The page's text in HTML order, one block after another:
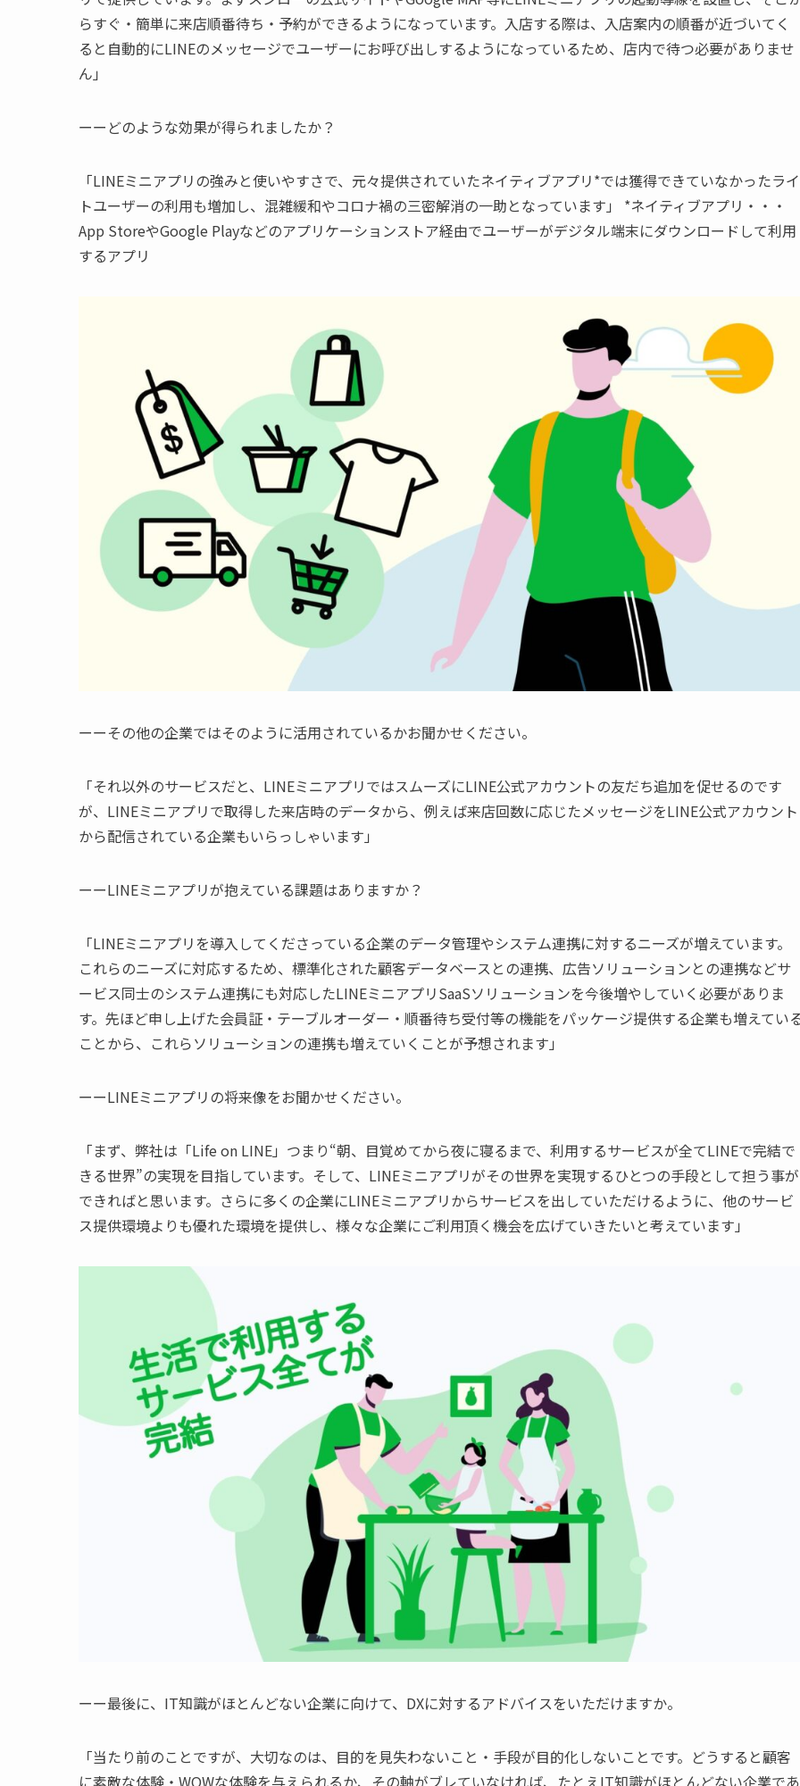
らすぐ・簡単に来店順番待ち・予約ができるようになっています。入店する際は、入店案内の順番が近づいてく
ると自動的にLINEのメッセージでユーザーにお呼び出しするようになっているため、店内で待つ必要がありませ
ん」
ーーどのような効果が得られましたか？
「LINEミニアプリの強みと使いやすさで、元々提供されていたネイティブアプリ*では獲得できていなかったライ
トユーザーの利用も増加し、混雑緩和やコロナ禍の三密解消の一助となっています」 *ネイティブアプリ・・・
App StoreやGoogle Playなどのアプリケーションストア経由でユーザーがデジタル端末にダウンロードして利用
するアプリ
ーーその他の企業ではそのように活用されているかお聞かせください。
「それ以外のサービスだと、LINEミニアプリではスムーズにLINE公式アカウントの友だち追加を促せるのです
が、LINEミニアプリで取得した来店時のデータから、例えば来店回数に応じたメッセージをLINE公式アカウント
から配信されている企業もいらっしゃいます」
ーーLINEミニアプリが抱えている課題はありますか？
「LINEミニアプリを導入してくださっている企業のデータ管理やシステム連携に対するニーズが増えています。
これらのニーズに対応するため、標準化された顧客データベースとの連携、広告ソリューションとの連携などサ
ービス同士のシステム連携にも対応したLINEミニアプリSaaSソリューションを今後増やしていく必要がありま
す。先ほど申し上げた会員証・テーブルオーダー・順番待ち受付等の機能をパッケージ提供する企業も増えてい
ことから、これらソリューションの連携も増えていくことが予想されます」
ーーLINEミニアプリの将来像をお聞かせください。
「まず、弊社は「Life on LINE」つまり“朝、目覚めてから夜に寝るまで、利用するサービスが全てLINEで完結で
きる世界”の実現を目指しています。そして、LINEミニアプリがその世界を実現するひとつの手段として担う事が
できればと思います。さらに多くの企業にLINEミニアプリからサービスを出していただけるように、他のサービ
ス提供環境よりも優れた環境を提供し、様々な企業にご利用頂く機会を広げていきたいと考えています」
ーー最後に、IT知識がほとんどない企業に向けて、DXに対するアドバイスをいただけますか。
「当たり前のことですが、大切なのは、目的を見失わないこと・手段が目的化しないことです。どうすると顧客
に素敵な体験・WOWな体験を与えられるか、その軸がブレていなければ、たとえIT知識がほとんどない企業であ